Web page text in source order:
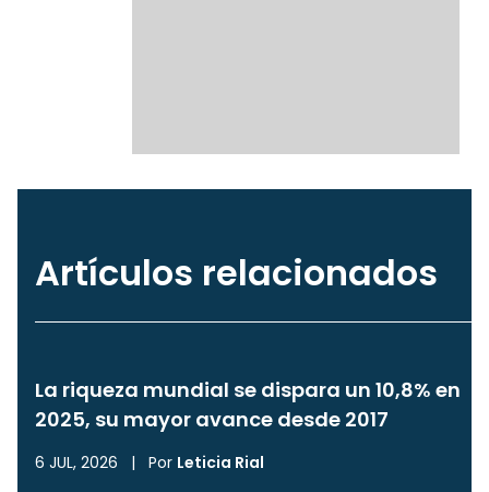
Artículos relacionados
La riqueza mundial se dispara un 10,8% en
2025, su mayor avance desde 2017
6 JUL, 2026 | Por Leticia Rial